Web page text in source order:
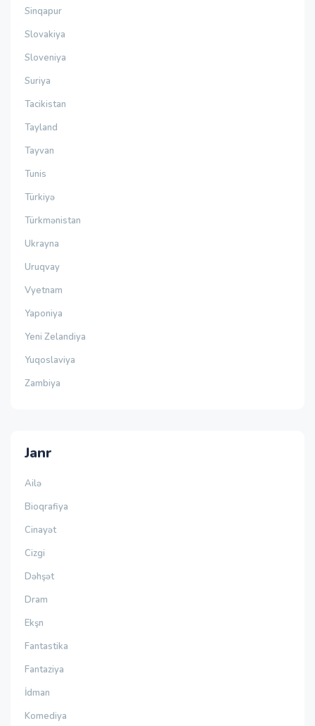
Sinqapur
Slovakiya
Sloveniya
Suriya
Tacikistan
Tayland
Tayvan
Tunis
Türkiyə
Türkmənistan
Ukrayna
Uruqvay
Vyetnam
Yaponiya
Yeni Zelandiya
Yuqoslaviya
Zambiya
Janr
Ailə
Bioqrafiya
Cinayət
Cizgi
Dəhşət
Dram
Ekşn
Fantastika
Fantaziya
İdman
Komediya